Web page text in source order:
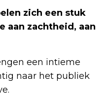
zich een stuk
aan zachtheid, aan
een intieme
naar het publiek